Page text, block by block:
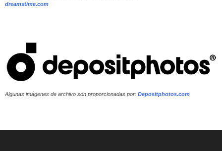
dreamstime.com
Algunas imágenes de archivo son proporcionadas por: Depositphotos.com